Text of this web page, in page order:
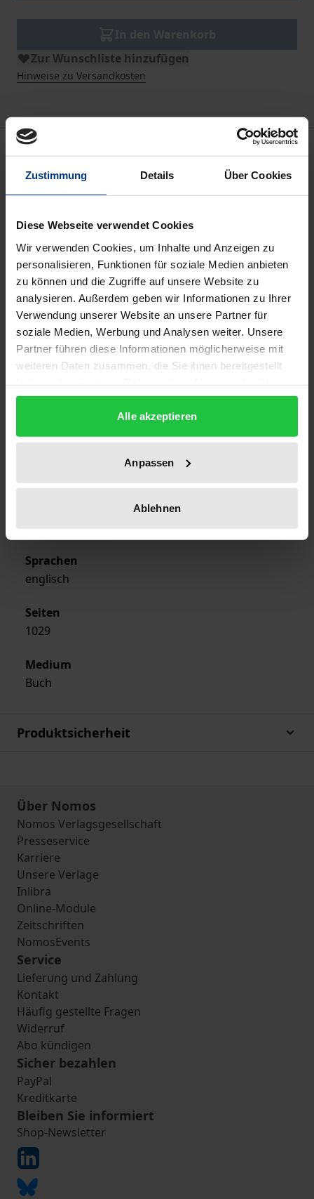
Zustimmung Details Über Cookies
Diese Webseite verwendet Cookies
Wir verwenden Cookies, um Inhalte und Anzeigen zu
personalisieren, Funktionen für soziale Medien anbieten
zu können und die Zugriffe auf unsere Website zu
analysieren. Außerdem geben wir Informationen zu Ihrer
Verwendung unserer Website an unsere Partner für
soziale Medien, Werbung und Analysen weiter. Unsere
Partner führen diese Informationen möglicherweise mit
weiteren Daten zusammen, die Sie ihnen bereitgestellt
gesammelt haben.
Alle akzeptieren
Anpassen
Ablehnen
Zur Wunschliste hinzufügen
Hinweise zu Versandkosten
Bibliografische Angaben
Auflage
ISBN
978-3-7890-7582-7
Untertitel
Volume III. Socialist Republic of Vietnam Part B
Erscheinungsdatum
28.11.2002
Softcover
Sprachen
englisch
Seiten
1029
Medium
Buch
Produktsicherheit
Über Nomos
Nomos Verlagsgesellschaft
Presseservice
Karriere
Unsere Verlage
Inlibra
Online-Module
Zeitschriften
NomosEvents
Service
Lieferung und Zahlung
Kontakt
Häufig gestellte Fragen
Widerruf
Abo kündigen
Sicher bezahlen
PayPal
Kreditkarte
Bleiben Sie informiert
Shop-Newsletter